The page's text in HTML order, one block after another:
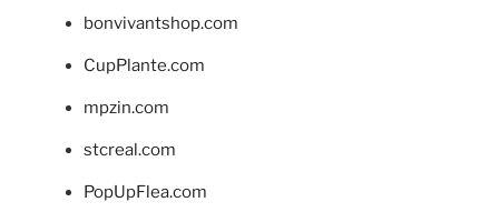
bonvivantshop.com
CupPlante.com
mpzin.com
stcreal.com
PopUpFlea.com